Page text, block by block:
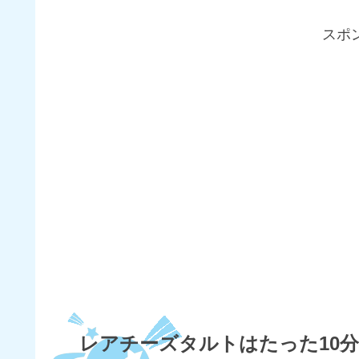
スポ
レアチーズタルトはたった10分